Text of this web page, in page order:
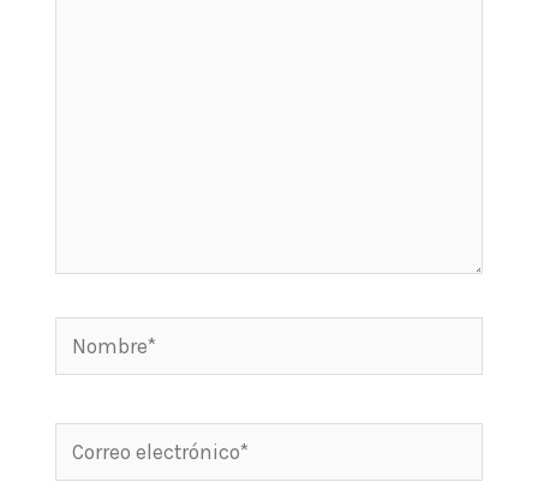
Nombre*
Correo
electrónico*